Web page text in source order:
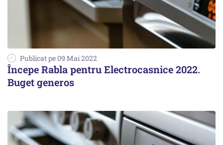
Publicat pe 09 Mai 2022
Începe Rabla pentru Electrocasnice 2022.
Buget generos